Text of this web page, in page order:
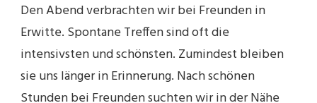
Den Abend verbrachten wir bei Freunden in
Erwitte. Spontane Treffen sind oft die
intensivsten und schönsten. Zumindest bleiben
sie uns länger in Erinnerung. Nach schönen
Stunden bei Freunden suchten wir in der Nähe